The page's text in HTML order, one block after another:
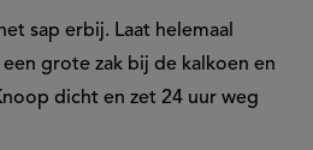
sap erbij. Laat helemaal
grote zak bij de kalkoen en
dicht en zet 24 uur weg